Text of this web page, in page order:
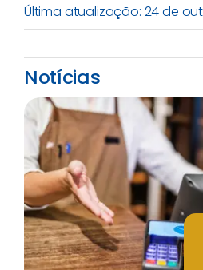
Última atualização: 24 de
Notícias